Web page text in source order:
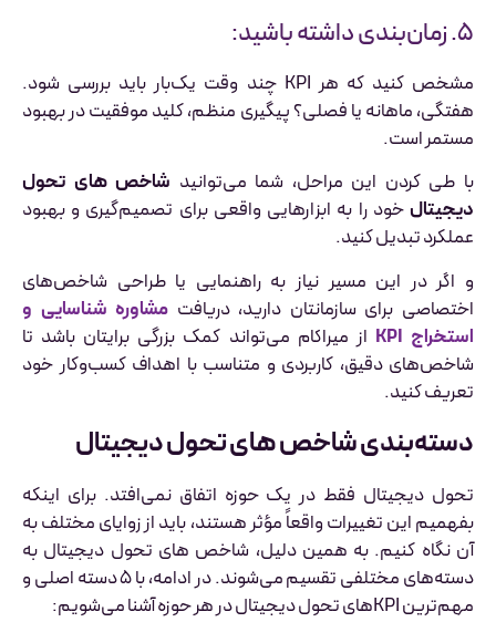
۵. زمان‌بندی داشته باشید:
مشخص کنید که هر KPI چند وقت یک‌بار باید بررسی شود.
هفتگی، ماهانه یا فصلی؟ پیگیری منظم، کلید موفقیت در بهبود
مستمر است.
با طی کردن این مراحل، شما می‌توانید شاخص های تحول
دیجیتالخود را به ابزارهایی واقعی برای تصمیم‌گیری و بهبود
عملکرد تبدیل کنید.
و اگر در این مسیر نیاز به راهنمایی یا طراحی شاخص‌های
اختصاصی برای سازمانتان دارید، دریافت مشاوره شناسایی و
استخراج KPI
از میراکام می‌تواند کمک بزرگی برایتان باشد تا
شاخص‌های دقیق، کاربردی و متناسب با اهداف کسب‌وکار خود
تعریف کنید.
دسته‌بندی شاخص های تحول دیجیتال
تحول دیجیتال فقط در یک حوزه اتفاق نمی‌افتد. برای اینکه
بفهمیم این تغییرات واقعاً مؤثر هستند، باید از زوایای مختلف به
آن نگاه کنیم. به همین دلیل، شاخص های تحول دیجیتال به
دسته‌های مختلفی تقسیم می‌شوند. در ادامه، با ۵ دسته اصلی و
مهم‌ترین KPIهای تحول دیجیتال در هر حوزه آشنا می‌شویم: